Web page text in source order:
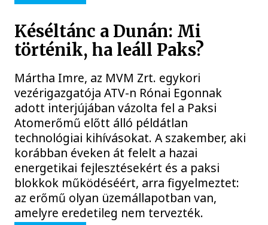
Késéltánc a Dunán: Mi
történik, ha leáll Paks?
Mártha Imre, az MVM Zrt. egykori
vezérigazgatója ATV-n Rónai Egonnak
adott interjújában vázolta fel a Paksi
Atomerőmű előtt álló példátlan
technológiai kihívásokat. A szakember, aki
korábban éveken át felelt a hazai
energetikai fejlesztésekért és a paksi
blokkok működéséért, arra figyelmeztet:
az erőmű olyan üzemállapotban van,
amelyre eredetileg nem tervezték.